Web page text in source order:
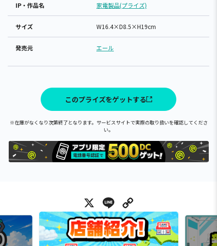
IP・作品名 家電製品(プライズ)
サイズ W16.4×D8.5×H19cm
発売元 エール
このプライズをゲットする
※在庫がなくなり次第終了となります。サービスサイトで実際の取り扱いを確認してくださ
い。
X Line